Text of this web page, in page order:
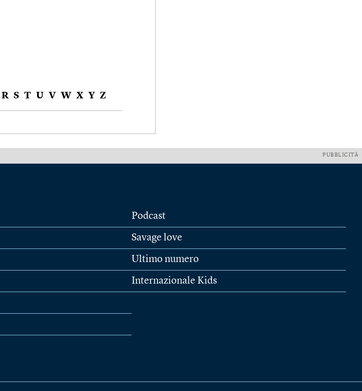
R S T U V W X Y Z
PUBBLICITÀ
Podcast
Savage love
Ultimo numero
Internazionale Kids